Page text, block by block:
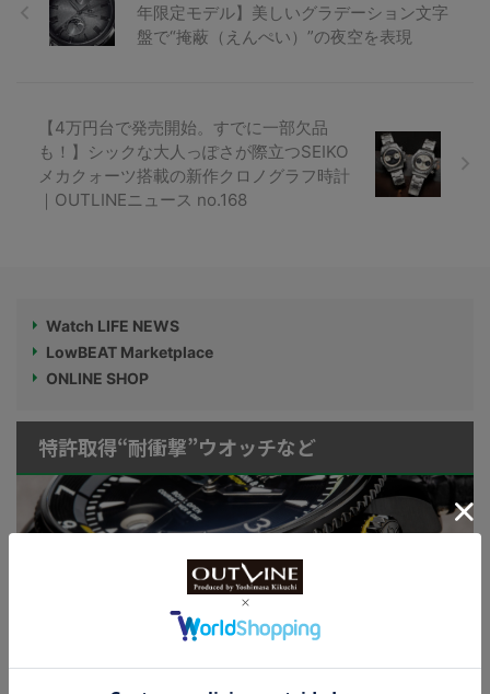
年限定モデル】美しいグラデーション文字
盤で“掩蔽（えんぺい）”の夜空を表現
【4万円台で発売開始。すでに一部欠品
も！】シックな大人っぽさが際立つSEIKO
メカクォーツ搭載の新作クロノグラフ時計
｜OUTLINEニュース no.168
Watch LIFE NEWS
LowBEAT Marketplace
ONLINE SHOP
特許取得“耐衝撃”ウオッチなど